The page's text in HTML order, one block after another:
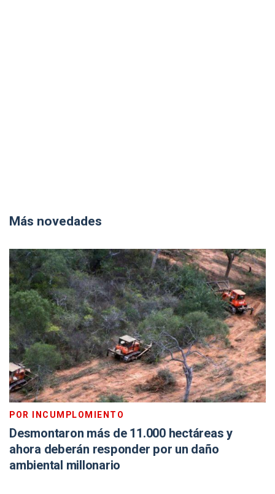
Más novedades
POR INCUMPLOMIENTO
Desmontaron más de 11.000 hectáreas y
ahora deberán responder por un daño
ambiental millonario